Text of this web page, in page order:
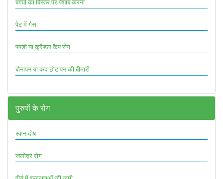
बच्चों का बिस्तर पर पेशाब करना
पेट में गैस
पपड़ी या क्रैडल कैप रोग
बौनापन या कद छोटापन की बीमारी
पुरुषों के रोग
स्वप्न दोष
जलोदर रोग